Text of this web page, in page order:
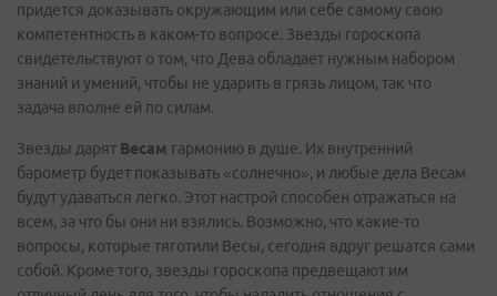
придется доказывать окружающим или себе самому свою
компетентность в каком-то вопросе. Звезды гороскопа
свидетельствуют о том, что Дева обладает нужным набором
знаний и умений, чтобы не ударить в грязь лицом, так что
задача вполне ей по силам.
Звезды дарят Весам гармонию в душе. Их внутренний
барометр будет показывать «солнечно», и любые дела Весам
будут удаваться легко. Этот настрой способен отражаться на
всем, за что бы они ни взялись. Возможно, что какие-то
вопросы, которые тяготили Весы, сегодня вдруг решатся сами
собой. Кроме того, звезды гороскопа предвещают им